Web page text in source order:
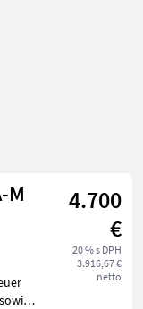
M
4.700
€
20 % s DPH
3.916,67 €
netto